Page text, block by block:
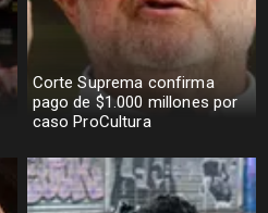
Corte Suprema confirma
pago de $1.000 millones por
caso ProCultura